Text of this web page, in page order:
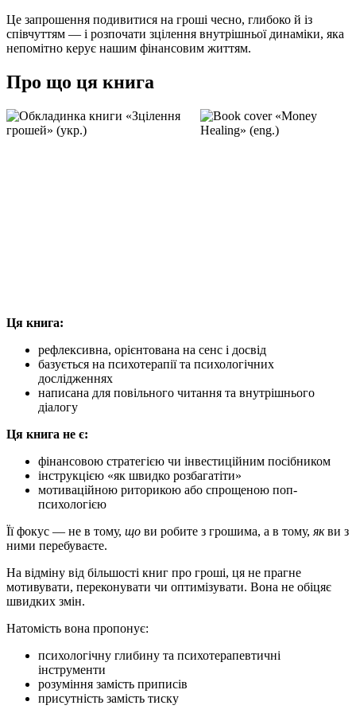
Це запрошення подивитися на гроші чесно, глибоко й із
співчуттям — і розпочати зцілення внутрішньої динаміки, яка
непомітно керує нашим фінансовим життям.
Про що ця книга
Ця книга:
рефлексивна, орієнтована на сенс і досвід
базується на психотерапії та психологічних
дослідженнях
написана для повільного читання та внутрішнього
діалогу
Ця книга не є:
фінансовою стратегією чи інвестиційним посібником
інструкцією «як швидко розбагатіти»
мотиваційною риторикою або спрощеною поп-
психологією
Її фокус — не в тому, що ви робите з грошима, а в тому, якви з
ними перебуваєте.
На відміну від більшості книг про гроші, ця не прагне
мотивувати, переконувати чи оптимізувати. Вона не обіцяє
швидких змін.
Натомість вона пропонує:
психологічну глибину та психотерапевтичні
інструменти
розуміння замість приписів
присутність замість тиску